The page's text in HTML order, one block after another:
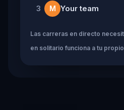
3 M Your team
Las carreras en directo
en solitario funciona a tu